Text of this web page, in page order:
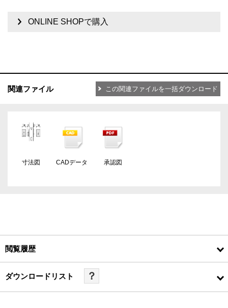
ONLINE SHOPで購入
関連ファイル この関連ファイルを一括ダウンロード
寸法図 CADデータ 承認図
閲覧履歴
ダウンロードリスト ？